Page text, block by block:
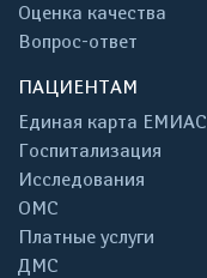
Оценка качества
Вопрос-ответ
ПАЦИЕНТАМ
Единая карта ЕМИАС
Госпитализация
Исследования
ОМС
Платные услуги
ДМС